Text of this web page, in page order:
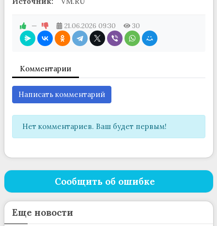
— 21.06.2026 09:30 30
Комментарии
Написать комментарий
Нет комментариев. Ваш будет первым!
Сообщить об ошибке
Еще новости